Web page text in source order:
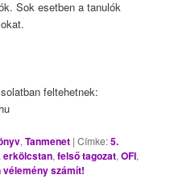
Sok esetben a tanulók
feltehetnek:
,Tanmenet |Címke:5.
,erkölcstan,felső tagozat,OFI,
vélemény számít!